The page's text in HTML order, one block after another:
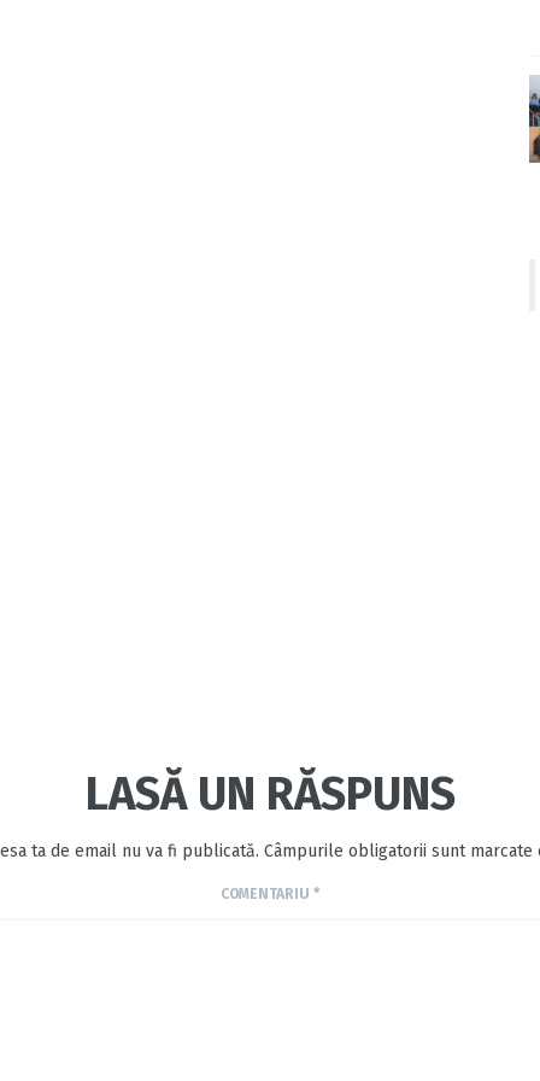
LASĂ UN RĂSPUNS
ta de email nu va fi publicată. Câmpurile obligatorii sunt marcate
COMENTARIU *